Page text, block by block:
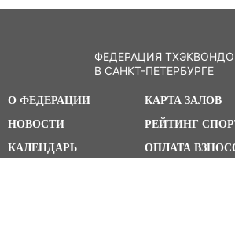
ФЕДЕРАЦИЯ
В САНКТ-ПЕТЕРБУРГЕ
О ФЕДЕРАЦИИ
НОВОСТИ
КАЛЕНДАРЬ
КАРТА ЗАЛОВ
РЕЙТИНГ
ОПЛАТА